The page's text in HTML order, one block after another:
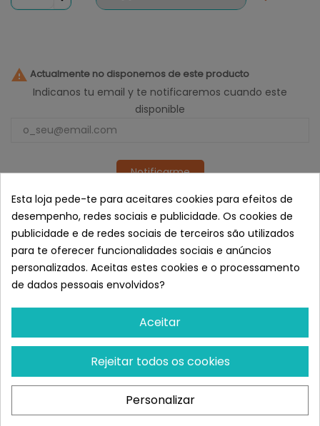
 Actualmente no disponemos de este producto
Indicanos tu email y te notificaremos cuando este
disponible
Notificarme
Poste de arranhar, poste de arranhar para os nossos
gatos brincarem livremente, estimularem os seus
músculos e manterem as suas garras em perfeitas
condições.
Semelhante a Gloria Poste
Rascador INDO 34x34x55 Cm
Esta loja pede-te para aceitares cookies para efeitos de
desempenho, redes sociais e publicidade. Os cookies de
publicidade e de redes sociais de terceiros são utilizados
para te oferecer funcionalidades sociais e anúncios
personalizados. Aceitas estes cookies e o processamento
de dados pessoais envolvidos?
Aceitar
Rejeitar todos os cookies
Personalizar